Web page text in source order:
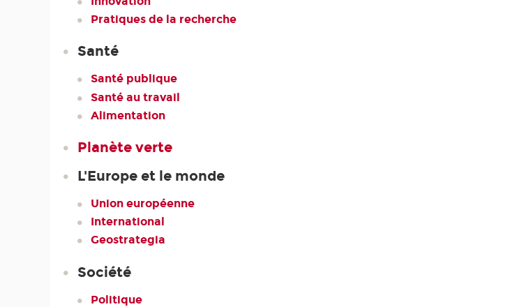
Pratiques de la recherche
Santé
Santé publique
Santé au travail
Alimentation
Planète verte
L'Europe et le monde
Union européenne
International
Geostrategia
Société
Politique